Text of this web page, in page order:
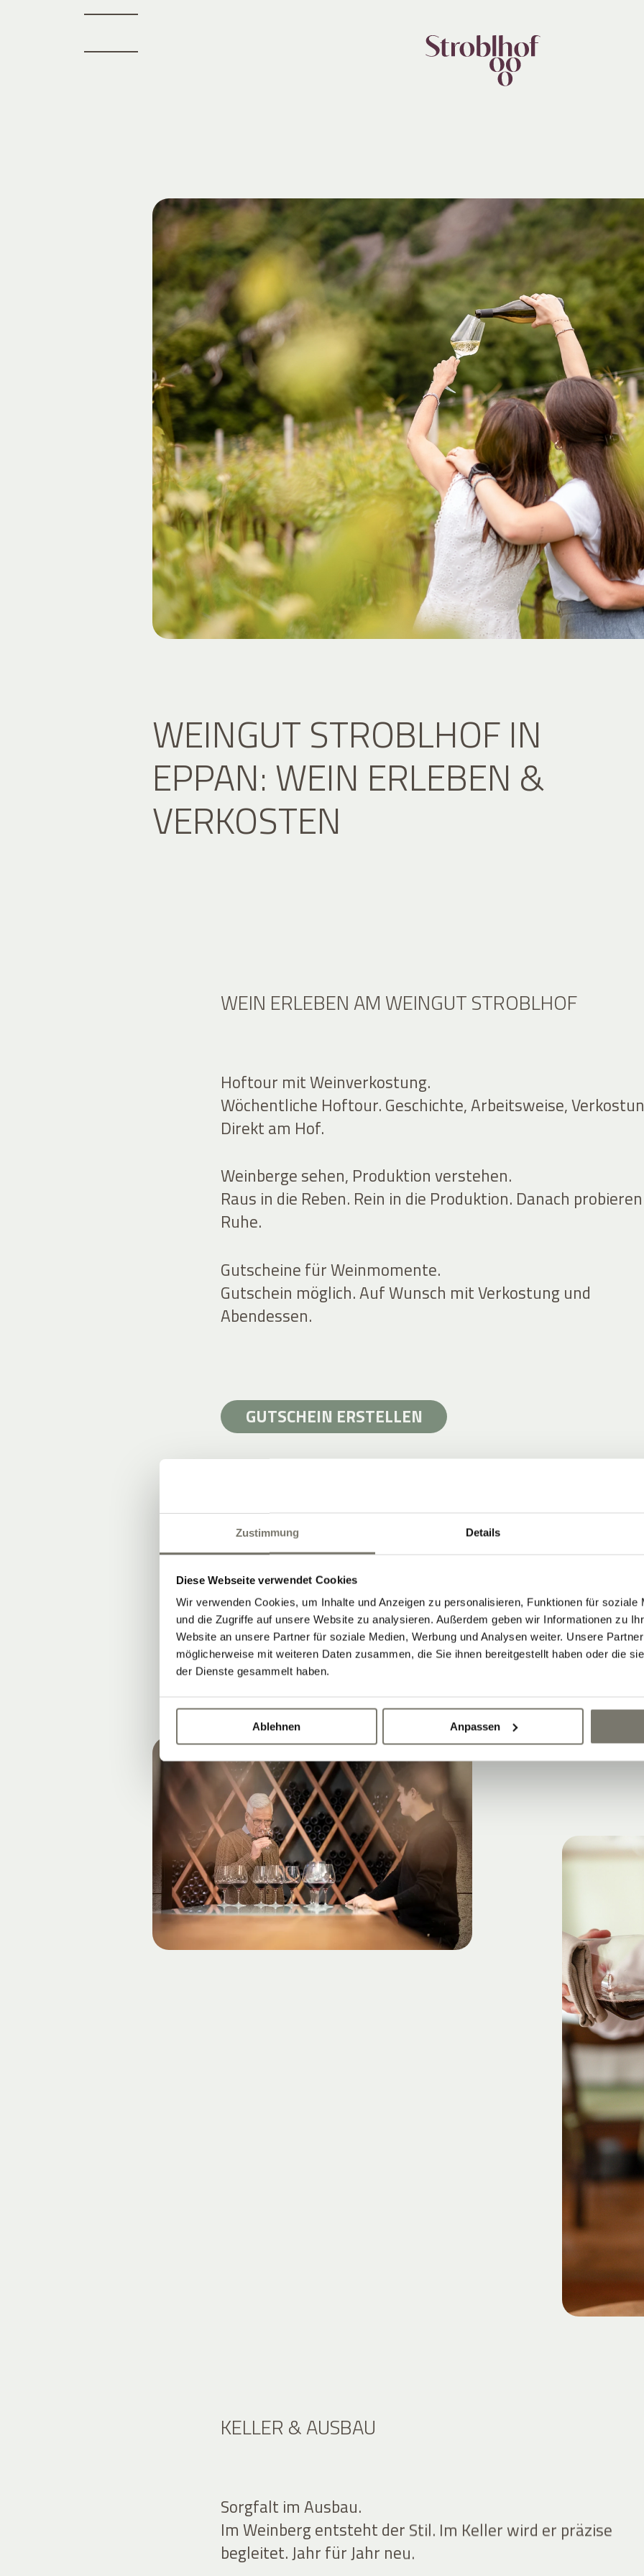
Zustimmung Details
Diese Webseite verwendet Cookies
Wir verwenden Cookies, um Inhalte und Anzeigen zu personalisieren, Funktionen für soziale
und die Zugriffe auf unsere Website zu analysieren. Außerdem geben wir Informationen zu
Website an unsere Partner für soziale Medien, Werbung und Analysen weiter. Unsere
möglicherweise mit weiteren Daten zusammen, die Sie ihnen bereitgestellt haben oder die
der Dienste gesammelt haben.
Ablehnen Anpassen
WEINGUT STROBLHOF IN
EPPAN: WEIN ERLEBEN &
VERKOSTEN
WEIN ERLEBEN AM WEINGUT STROBLHOF
Hoftour mit Weinverkostung.
Wöchentliche Hoftour. Geschichte, Arbeitsweise,
Direkt am Hof.
Weinberge sehen, Produktion verstehen.
Raus in die Reben. Rein in die Produktion. Danach
Ruhe.
Gutscheine für Weinmomente.
Gutschein möglich. Auf Wunsch mit Verkostung und
Abendessen.
GUTSCHEIN ERSTELLEN
WEINBERGE & TERROIR IN SÜDTIROL
6 Hektar am Fuß des Mendelgebirges
Böden: Kalk, Porphyr, Struktur
Höhenlagen & Ausrichtungen: von 380 bis 520 Meter
KELLER & AUSBAU
Sorgfalt im Ausbau.
Im Weinberg entsteht der Stil. Im Keller wird er präzise
begleitet. Jahr für Jahr neu.